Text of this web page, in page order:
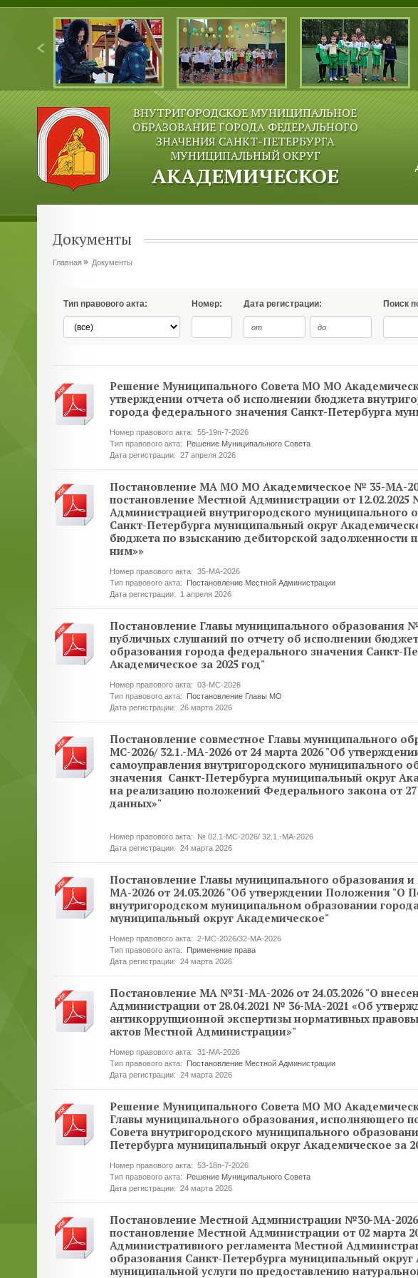
ВНУТРИГОРОДСКОЕ МУНИЦИПАЛЬНОЕ
ОБРАЗОВАНИЕ ГОРОДА ФЕДЕРАЛЬНОГО
ЗНАЧЕНИЯ САНКТ-ПЕТЕРБУРГА
МУНИЦИПАЛЬНЫЙ ОКРУГ
АКАДЕМИЧЕСКОЕ
Документы
Главная Документы
Тип правового акта: Номер: Дата регистрации: Поиск
Решение Муниципального Совета МО МО
утверждении отчета об исполнении бюджета
города федерального значения Санкт-Петербурга
Номер правового акта: 55-19п-7-2026
Тип правового акта:
Решение Муниципального Совета
Дата регистрации: 27 апреля 2026
Постановление МА МО МО Академическое № 35-МА-
постановление Местной Администрации от
Администрацией внутригородского муниципального
Санкт-Петербурга муниципальный округ
бюджета по взысканию дебиторской
ним»»
Номер правового акта: 35-МА-2026
Тип правового акта:
Постановление Местной Администрации
Дата регистрации:
1 апреля 2026
Постановление Главы муниципального образования
публичных слушаний по отчету об исполнении
образования города федерального значения Санкт-
Академическое за 2025 год"
Номер правового акта: 03-МС-2026
Тип правового акта:
Постановление Главы МО
Дата регистрации: 26 марта 2026
Постановление совместное Главы муниципального
МС-2026/ 32.1.-МА-2026 от 24 марта 2026 "Об
самоуправления внутригородского муниципального
значения Санкт-Петербурга муниципальный округ
на реализацию положений Федерального закона от
данных»"
Номер правового акта:
№ 02.1-МС-2026/ 32.1.-МА-2026
Дата регистрации: 24 марта 2026
Постановление Главы муниципального образования
МА-2026 от 24.03.2026 "Об утверждении Положения "О
внутригородском муниципальном образовании
муниципальный округ Академическое"
Номер правового акта: 2-МС-2026/32-МА-2026
Тип правового акта:
Применение права
Дата регистрации: 24 марта 2026
Постановление МА №31-МА-2026 от 24.03.2026 "О
Администрации от 28.04.2021 № 36-МА-2021 «Об
антикоррупционной экспертизы нормативных
актов Местной Администрации»"
Номер правового акта: 31-МА-2026
Тип правового акта:
Постановление Местной Администрации
Дата регистрации: 24 марта 2026
Решение Муниципального Совета МО МО
Главы муниципального образования, исполняющего
Совета внутригородского муниципального
Петербурга муниципальный округ Академическое за
Номер правового акта: 53-18п-7-2026
Тип правового акта:
Решение Муниципального Совета
Дата регистрации: 24 марта 2026
Постановление Местной Администрации №30-МА-2026
постановление Местной Администрации от 02 марта
Административного регламента Местной
образования Санкт-Петербурга муниципальный
муниципальной услуги по предоставлению